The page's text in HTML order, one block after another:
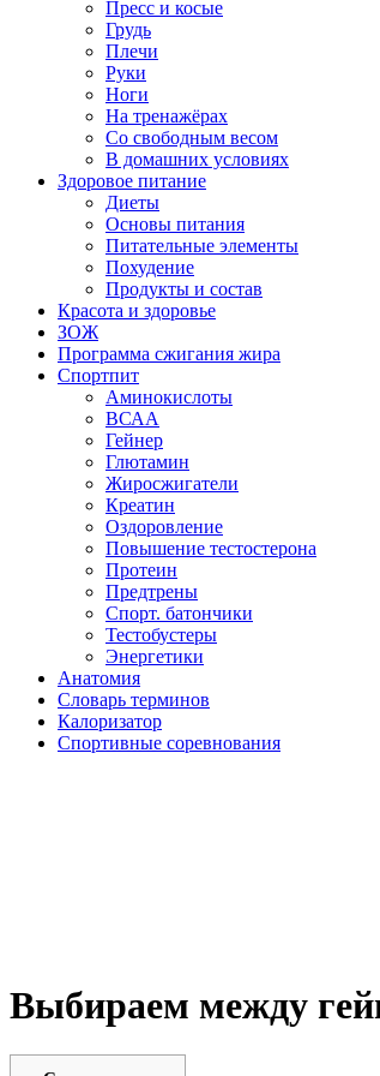
Пресс и косые
Грудь
Плечи
Руки
Ноги
На тренажёрах
Со свободным весом
В домашних условиях
Здоровое питание
Диеты
Основы питания
Питательные элементы
Похудение
Продукты и состав
Красота и здоровье
ЗОЖ
Программа сжигания жира
Спортпит
Аминокислоты
ВСАА
Гейнер
Глютамин
Жиросжигатели
Креатин
Оздоровление
Повышение тестостерона
Протеин
Предтрены
Спорт. батончики
Тестобустеры
Энергетики
Анатомия
Словарь терминов
Калоризатор
Спортивные соревнования
Выбираем между